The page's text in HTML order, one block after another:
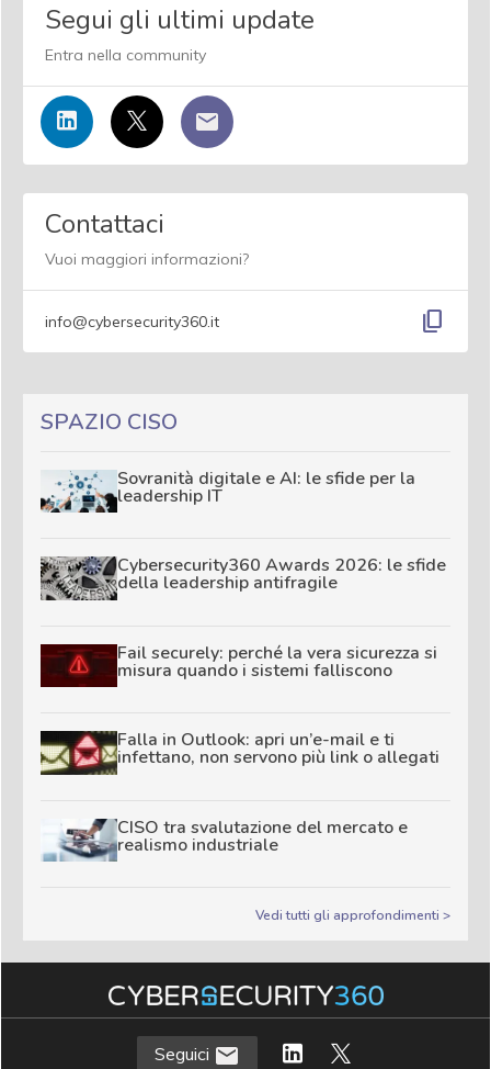
Segui gli ultimi update
Entra nella community
Contattaci
Vuoi maggiori informazioni?
info@cybersecurity360.it content_copy
SPAZIO CISO
Sovranità digitale e AI: le sfide per la
leadership IT
Cybersecurity360 Awards 2026: le sfide
della leadership antifragile
Fail securely: perché la vera sicurezza si
misura quando i sistemi falliscono
Falla in Outlook: apri un’e-mail e ti
infettano, non servono più link o allegati
CISO tra svalutazione del mercato e
realismo industriale
Vedi tutti gli approfondimenti >
Seguici